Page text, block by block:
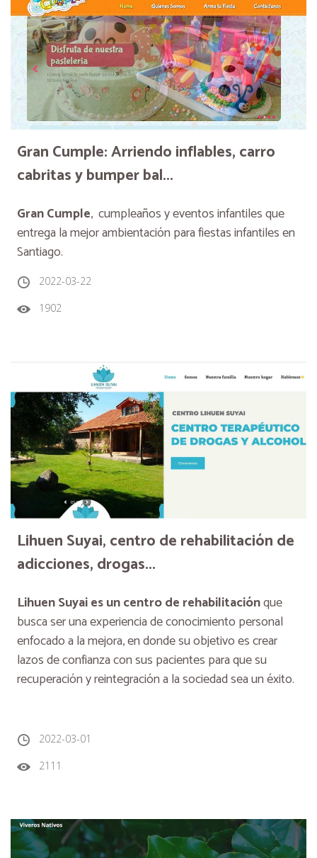
Gran Cumple: Arriendo inflables, carro
cabritas y bumper bal...
Gran Cumple, cumpleaños y eventos infantiles que
entrega la mejor ambientación para fiestas infantiles en
Santiago.
2022-03-22
1902
Lihuen Suyai, centro de rehabilitación de
adicciones, drogas...
Lihuen Suyai es un centro de rehabilitaciónque
busca ser una experiencia de conocimiento personal
enfocado a la mejora, en donde su objetivo es crear
lazos de confianza con sus pacientes para que su
recuperación y reintegración a la sociedad sea un éxito.
2022-03-01
2111